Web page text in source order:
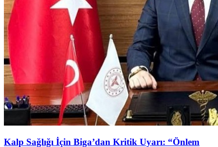
Kalp Sağlığı İçin Biga’dan Kritik Uyarı: “Önlem